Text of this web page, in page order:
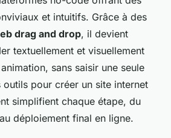
et intuitifs. Grâce à des
drag and drop, il devient
textuellement et visuellement
sans saisir une seule
pour créer un site internet
simplifient chaque étape, du
déploiement final en ligne.